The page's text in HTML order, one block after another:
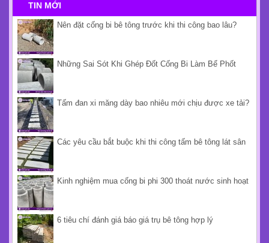
TIN MỚI
Nên đặt cống bi bê tông trước khi thi công bao lâu?
Những Sai Sót Khi Ghép Đốt Cống Bi Làm Bể Phốt
Tấm đan xi măng dày bao nhiêu mới chịu được xe tải?
Các yêu cầu bắt buộc khi thi công tấm bê tông lát sân
Kinh nghiệm mua cống bi phi 300 thoát nước sinh hoạt
6 tiêu chí đánh giá báo giá trụ bê tông hợp lý